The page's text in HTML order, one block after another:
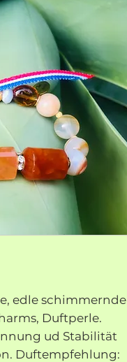
edle schimmernde
Duftperle.
ud Stabilität
Duftempfehlung: